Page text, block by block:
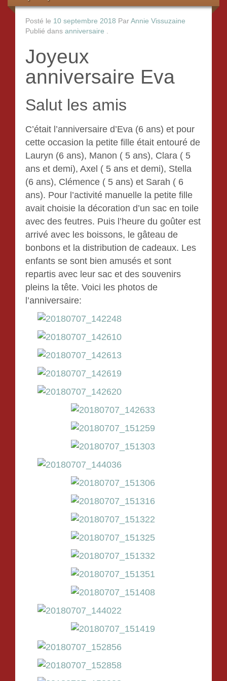
Le collage de serviettes
Le scrapbooking
La porcelaine froide
Tableaux de sable
crochet
La mosaïque
Gouter d’Anniversaire
Tarification
Contact
Posté le 10 septembre 2018 Par Annie Vissuzaine
Publié dans anniversaire .
Joyeux
anniversaire Eva
Salut les amis
C’était l’anniversaire d’Eva (6 ans) et pour
cette occasion la petite fille était entouré de
Lauryn (6 ans), Manon ( 5 ans), Clara ( 5
ans et demi), Axel ( 5 ans et demi), Stella
(6 ans), Clémence ( 5 ans) et Sarah ( 6
ans). Pour l’activité manuelle la petite fille
avait choisie la décoration d’un sac en toile
avec des feutres. Puis l’heure du goûter est
arrivé avec les boissons, le gâteau de
bonbons et la distribution de cadeaux. Les
enfants se sont bien amusés et sont
repartis avec leur sac et des souvenirs
pleins la tête. Voici les photos de
l’anniversaire: